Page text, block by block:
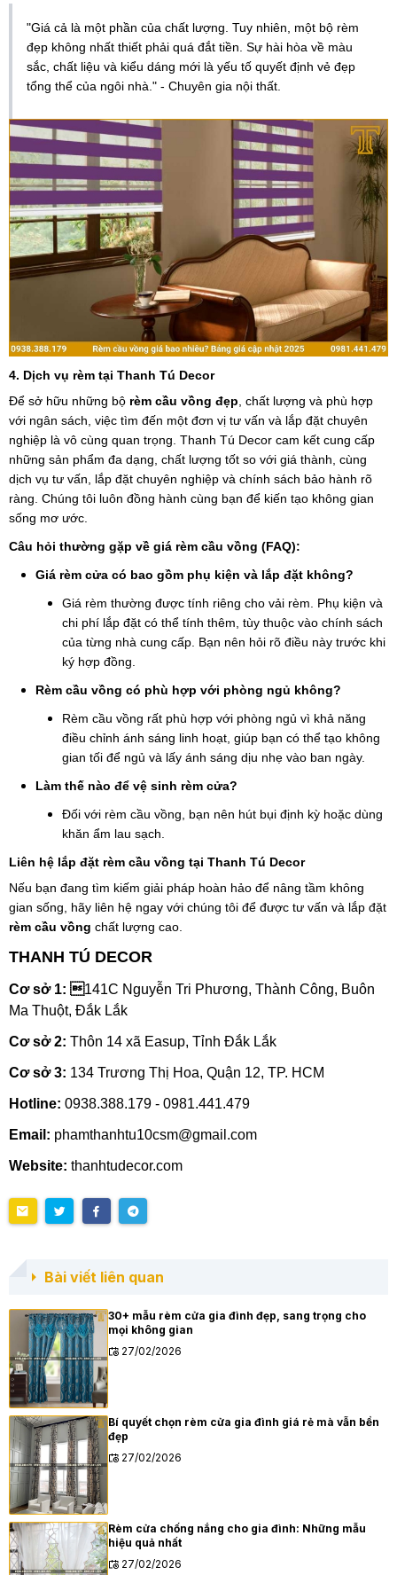
"Giá cả là một phần của chất lượng. Tuy nhiên, một bộ rèm
đẹp không nhất thiết phải quá đắt tiền. Sự hài hòa về màu
sắc, chất liệu và kiểu dáng mới là yếu tố quyết định vẻ đẹp
tổng thể của ngôi nhà." - Chuyên gia nội thất.
4. Dịch vụ rèm tại Thanh Tú Decor
Để sở hữu những bộ rèm cầu vồng đẹp , chất lượng và phù hợp
với ngân sách, việc tìm đến một đơn vị tư vấn và lắp đặt chuyên
nghiệp là vô cùng quan trọng. Thanh Tú Decor cam kết cung cấp
những sản phẩm đa dạng, chất lượng tốt so với giá thành, cùng
dịch vụ tư vấn, lắp đặt chuyên nghiệp và chính sách bảo hành rõ
ràng. Chúng tôi luôn đồng hành cùng bạn để kiến tạo không gian
sống mơ ước.
Câu hỏi thường gặp về giá rèm cầu vồng (FAQ):
Giá rèm cửa có bao gồm phụ kiện và lắp đặt không?
Giá rèm thường được tính riêng cho vải rèm. Phụ kiện và
chi phí lắp đặt có thể tính thêm, tùy thuộc vào chính sách
của từng nhà cung cấp. Bạn nên hỏi rõ điều này trước khi
ký hợp đồng.
Rèm cầu vồng có phù hợp với phòng ngủ không?
Rèm cầu vồng rất phù hợp với phòng ngủ vì khả năng
điều chỉnh ánh sáng linh hoạt, giúp bạn có thể tạo không
gian tối để ngủ và lấy ánh sáng dịu nhẹ vào ban ngày.
Làm thế nào để vệ sinh rèm cửa?
Đối với rèm cầu vồng, bạn nên hút bụi định kỳ hoặc dùng
khăn ẩm lau sạch.
Liên hệ lắp đặt rèm cầu vồng tại Thanh Tú Decor
Nếu bạn đang tìm kiếm giải pháp hoàn hảo để nâng tầm không
gian sống, hãy liên hệ ngay với chúng tôi để được tư vấn và lắp đặt
rèm cầu vồng chất lượng cao.
THANH TÚ DECOR
Cơ sở 1: 141C Nguyễn Tri Phương, Thành Công, Buôn
Ma Thuột, Đắk Lắk
Cơ sở 2: Thôn 14 xã Easup, Tỉnh Đắk Lắk
Cơ sở 3: 134 Trương Thị Hoa, Quận 12, TP. HCM
Hotline: 0938.388.179 - 0981.441.479
Email: phamthanhtu10csm@gmail.com
Website: thanhtudecor.com
Bài viết liên quan
30+ mẫu rèm cửa gia đình đẹp, sang trọng cho
mọi không gian
27/02/2026
Bí quyết chọn rèm cửa gia đình giá rẻ mà vẫn bền
đẹp
27/02/2026
Rèm cửa chống nắng cho gia đình: Những mẫu
hiệu quả nhất
27/02/2026